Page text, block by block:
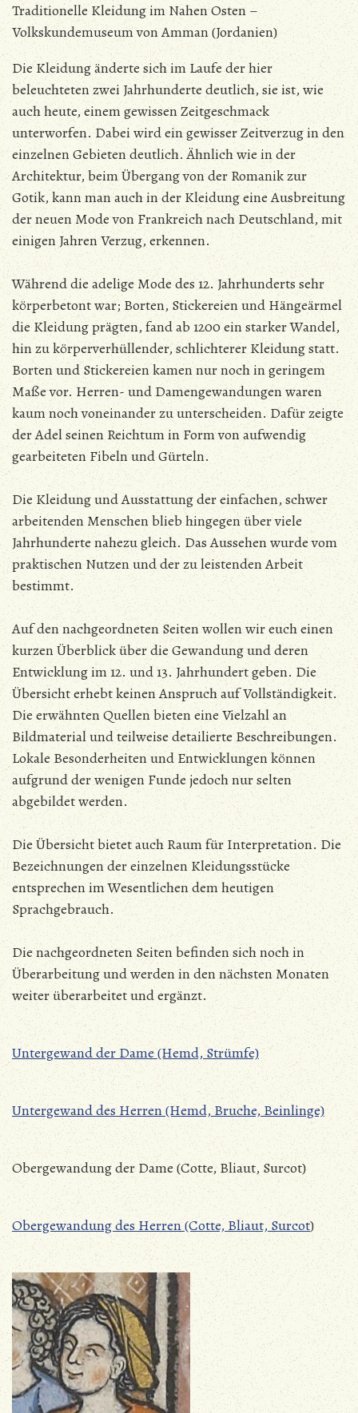
Traditionelle Kleidung im Nahen Osten –
Volkskundemuseum von Amman (Jordanien)
Die Kleidung änderte sich im Laufe der hier
beleuchteten zwei Jahrhunderte deutlich, sie ist, wie
auch heute, einem gewissen Zeitgeschmack
unterworfen. Dabei wird ein gewisser Zeitverzug in den
einzelnen Gebieten deutlich.Ähnlich wie in der
Architektur, beim Übergang von der Romanik zur
Gotik, kann man auch in der Kleidung eine Ausbreitung
der neuen Mode von Frankreich nach Deutschland, mit
einigen Jahren Verzug, erkennen.
Während die adelige Mode des 12. Jahrhunderts sehr
körperbetont war; Borten, Stickereien und Hängeärmel
die Kleidung prägten, fand ab 1200 ein starker Wandel,
hin zu körperverhüllender, schlichterer Kleidung statt.
Borten und Stickereien kamen nur noch in geringem
Maße vor. Herren- und Damengewandungen waren
kaum noch voneinander zu unterscheiden. Dafür zeigte
der Adel seinen Reichtum in Form von aufwendig
gearbeiteten Fibeln und Gürteln.
Die Kleidung und Ausstattung der einfachen, schwer
arbeitenden Menschen blieb hingegen über viele
Jahrhunderte nahezu gleich. Das Aussehen wurde vom
praktischen Nutzen und der zu leistenden Arbeit
bestimmt.
Auf den nachgeordneten Seiten wollen wir euch einen
kurzen Überblick über die Gewandung und deren
Entwicklung im 12. und 13. Jahrhundert geben. Die
Übersicht erhebt keinen Anspruch auf Vollständigkeit.
Die erwähnten Quellen bieten eine Vielzahl an
Bildmaterial und teilweise detailierte Beschreibungen.
Lokale Besonderheiten und Entwicklungen können
aufgrund der wenigen Funde jedoch nur selten
abgebildet werden.
Die Übersicht bietet auch Raum für Interpretation. Die
Bezeichnungen der einzelnen Kleidungsstücke
entsprechen im Wesentlichen dem heutigen
Sprachgebrauch.
Die nachgeordneten Seiten befinden sich noch in
Überarbeitung und werden in den nächsten Monaten
weiter überarbeitet und ergänzt.
Untergewand der Dame (Hemd, Strümfe)
Untergewand des Herren (Hemd, Bruche, Beinlinge)
Obergewandung der Dame (Cotte, Bliaut, Surcot)
Obergewandung des Herren (Cotte, Bliaut, Surcot)